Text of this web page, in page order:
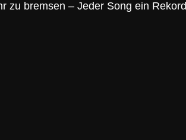
zu bremsen – Jeder Song ein Rekord